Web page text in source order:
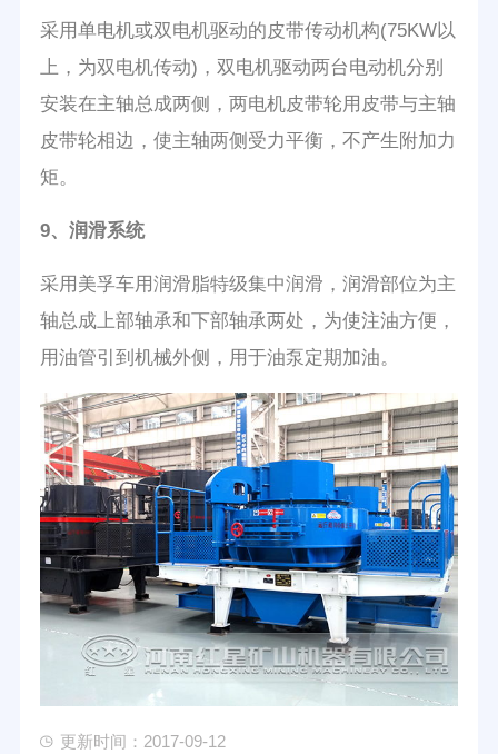
采用单电机或双电机驱动的皮带传动机构(75KW以
上，为双电机传动)，双电机驱动两台电动机分别
安装在主轴总成两侧，两电机皮带轮用皮带与主轴
皮带轮相边，使主轴两侧受力平衡，不产生附加力
矩。
9、润滑系统
采用美孚车用润滑脂特级集中润滑，润滑部位为主
轴总成上部轴承和下部轴承两处，为使注油方便，
用油管引到机械外侧，用于油泵定期加油。
更新时间：2017-09-12